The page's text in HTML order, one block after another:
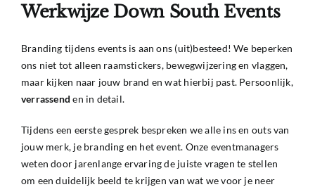
Werkwijze Down South Events
Branding tijdens events is aan ons (uit)besteed! We beperken
ons niet tot alleen raamstickers, bewegwijzering en vlaggen,
maar kijken naar jouw brand en wat hierbij past. Persoonlijk,
verrassend en in detail.
Tijdens een eerste gesprek bespreken we alle ins en outs van
jouw merk, je branding en het event. Onze eventmanagers
weten door jarenlange ervaring de juiste vragen te stellen
om een duidelijk beeld te krijgen van wat we voor je neer